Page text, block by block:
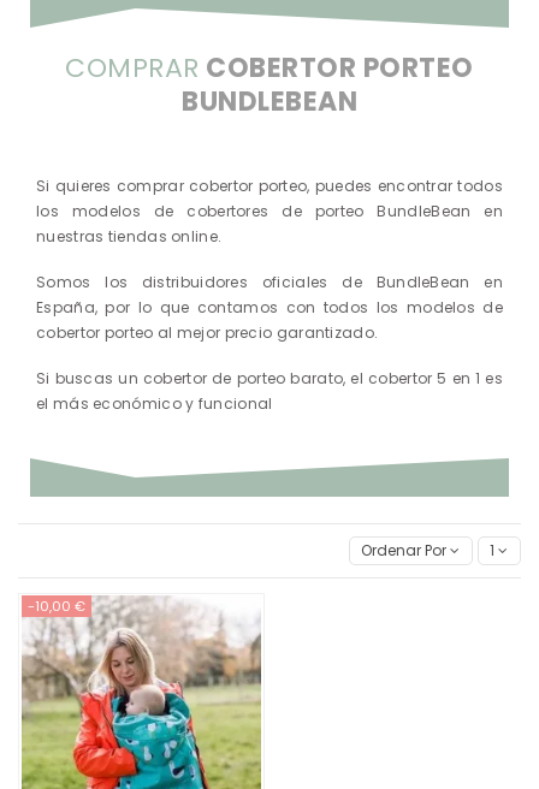
COMPRAR COBERTOR PORTEO
BUNDLEBEAN
Si quieres comprar cobertor porteo, puedes encontrar todos
los modelos de cobertores de porteo BundleBean en
nuestras tiendas online.
Somos los distribuidores oficiales de BundleBean en
España, por lo que contamos con todos los modelos de
cobertor porteo al mejor precio garantizado.
Si buscas un cobertor de porteo barato, el cobertor 5 en 1 es
el más económico y funcional
Ordenar Por 1
-10,00 €